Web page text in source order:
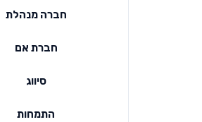
חברה מנהלת
חברת אם
סיווג
התמחות